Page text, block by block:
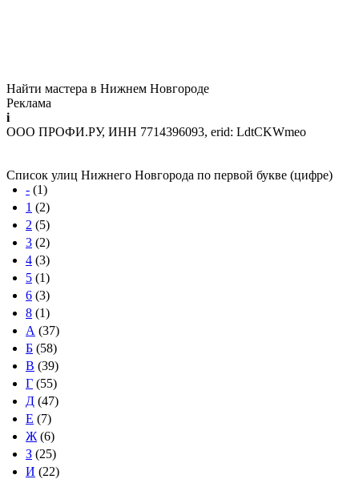
Найти мастера в Нижнем Новгороде
Реклама
i
ООО ПРОФИ.РУ, ИНН 7714396093, erid: LdtCKWmeo
Список улиц Нижнего Новгорода по первой букве (цифре)
- (1)
1 (2)
2 (5)
3 (2)
4 (3)
5 (1)
6 (3)
8 (1)
А (37)
Б (58)
В (39)
Г (55)
Д (47)
Е (7)
Ж (6)
З (25)
И (22)